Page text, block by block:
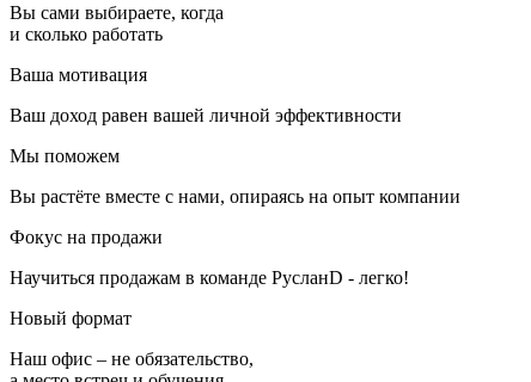
Вы сами выбираете, когда
и сколько работать
Ваша мотивация
Ваш доход равен вашей личной эффективности
Мы поможем
Вы растёте вместе с нами, опираясь на опыт компании
Фокус на продажи
Научиться продажам в команде РусланD - легко!
Новый формат
Наш офис – не обязательство,